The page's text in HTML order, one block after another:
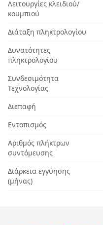
Λειτουργίες κλειδιού/
κουμπιού
Διάταξη πληκτρολογίου
Δυνατότητες
πληκτρολογίου
Συνδεσιμότητα
Τεχνολογίας
Διεπαφή
Εντοπισμός
Αριθμός πλήκτρων
συντόμευσης
Διάρκεια εγγύησης
(μήνας)